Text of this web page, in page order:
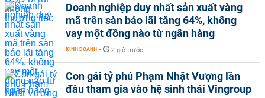
Doanh nghiệp duy nhất sản xuất vàng
mã trên sàn báo lãi tăng 64%, không
vay một đồng nào từ ngân hàng
KINH DOANH - 2 giờ trước
Con gái tỷ phú Phạm Nhật Vượng lần
đầu tham gia vào hệ sinh thái Vingroup